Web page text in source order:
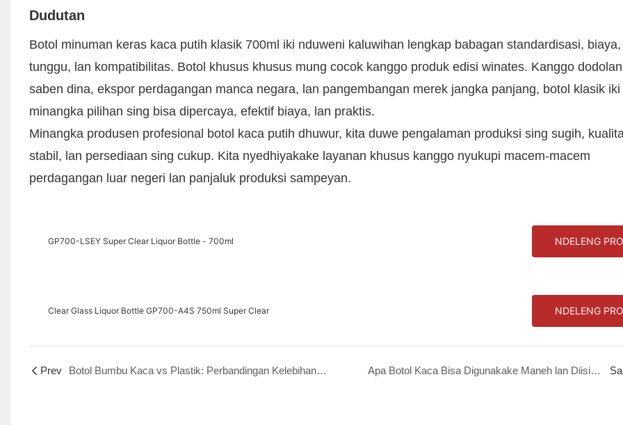
Dudutan
Botol minuman keras kaca putih klasik 700ml iki nduweni kaluwihan lengkap babagan standardisasi,
tunggu, lan kompatibilitas. Botol khusus khusus mung cocok kanggo produk edisi winates. Kanggo
saben dina, ekspor perdagangan manca negara, lan pangembangan merek jangka panjang, botol klasik iki
minangka pilihan sing bisa dipercaya, efektif biaya, lan praktis.
Minangka produsen profesional botol kaca putih dhuwur, kita duwe pengalaman produksi sing sugih,
stabil, lan persediaan sing cukup. Kita nyedhiyakake layanan khusus kanggo nyukupi macem-macem
perdagangan luar negeri lan panjaluk produksi sampeyan.
GP700-LSEY Super Clear Liquor Bottle - 700ml NDELENG
Clear Glass Liquor Bottle GP700-A4S 750ml Super Clear NDELENG
Prev Botol Bumbu Kaca vs Plastik: Perbandingan Kelebihan &amp; Kekurangan Bahan lan Saran Pemilihan Pembelian Apa Botol Kaca Bisa Digunakake Maneh lan Diisi Ulang? Pandhuan Industri kanggo Mitra Global